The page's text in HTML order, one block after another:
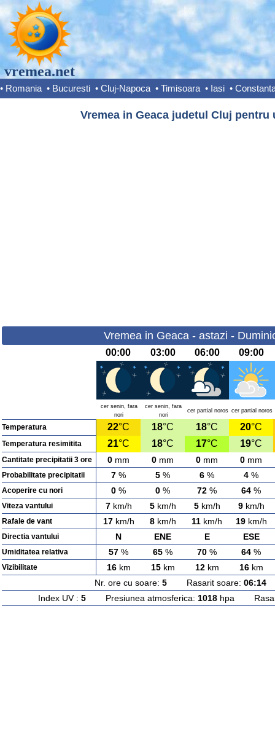
vremea.net
• Romania • Bucuresti • Cluj-Napoca • Timisoara • Iasi •
Vremea in Geaca judetul Cluj pentru
Vremea in Geaca - astazi -
00:00 03:00 06:00 09:00
cer senin, fara
nori
cer senin, fara
nori
cer partial noros cer partial noros
Temperatura 22°C 18°C 18°C 20°C
Temperatura resimitita 21°C 18°C 17°C 19°C
Cantitate precipitatii 3 ore 0 mm 0 mm 0 mm 0 mm
Probabilitate precipitatii 7 % 5 % 6 % 4 %
Acoperire cu nori 0 % 0 % 72 % 64 %
Viteza vantului 7km/h 5km/h 5km/h 9km/h
Rafale de vant 17km/h 8km/h 11 km/h 19km/h
Directia vantului N ENE E ESE
Umiditatea relativa 57 % 65 % 70 % 64 %
Vizibilitate 16km 15km 12km 16km
Nr. ore cu soare: 5Rasarit soare: 06:14
Index UV : 5Presiunea atmosferica: 1018hpa